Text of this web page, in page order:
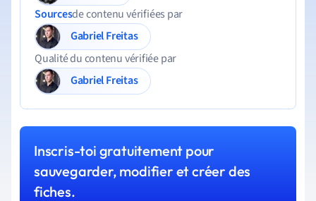
Sourcesde contenu vérifiées par
Gabriel Freitas
Qualité du contenu vérifiée par
Gabriel Freitas
Inscris-toi gratuitement pour
sauvegarder, modifier et créer des
fiches.